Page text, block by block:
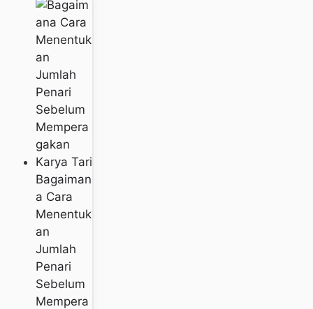
Bagaiman
A Cara
Menentuk
An
Jumlah
Penari
Sebelum
Mempera